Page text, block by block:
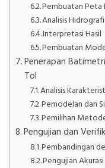
Pembuatan
Analisis
Interpretasi Hasil
Pembuatan
Penerapan
Tol
Analisis
Pemodelan dan
Pemilihan
Pengujian dan
Pembandingan
Pengujian